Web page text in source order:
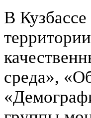
В
среда»,